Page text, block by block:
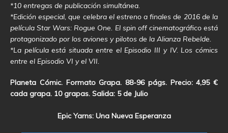
*10 entregas de publicación simultánea.
*Edición especial, que celebra el estreno a finales de 2016 de la
película Star Wars: Rogue One. El spin off cinematográfico está
protagonizado por los aviones y pilotos de la Alianza Rebelde.
*La película está situada entre el Episodio III y IV. Los cómics
entre el Episodio VI y el VII.
Planeta Cómic. Formato Grapa. 88-96 págs. Precio: 4,95 €
cada grapa. 10 grapas. Salida: 5 de Julio
Epic Yarns: Una Nueva Esperanza